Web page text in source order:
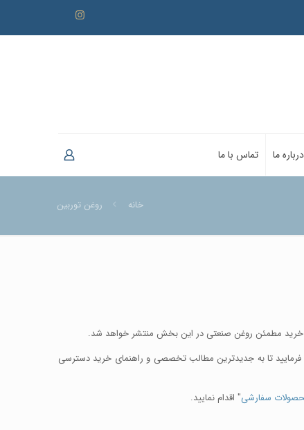
درباره ما تماس با ما
خانه روغن توربین
فرمایید تا به جدیدترین مطالب تخصصی و راهنمای خرید دسترسی
سفارشی" اقدام نمایید.